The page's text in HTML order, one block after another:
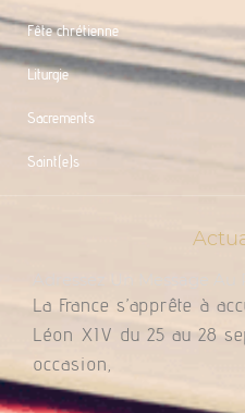
Fête chrétienne
Liturgie
Sacrements
Saint(e)s
La France s’apprête à
Léon XIV du 25 au 28
occasion,